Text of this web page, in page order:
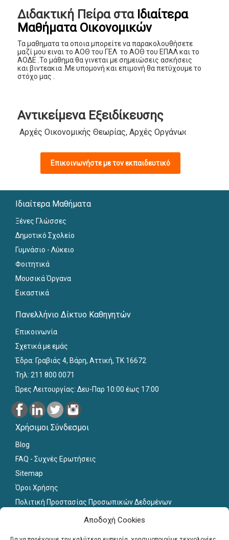
Αποδοχή Cookies
Διδακτική Πείρα στα Ιδιαίτερα
Μαθήματα Οικονομικών
Τα μαθηματα τα οποια μπορείτε να παρακολουθήσετε
μαζί μου ειναι το ΑΟΘ του ΓΕΛ το ΑΟΘ του ΕΠΑΛ και το
ΑΟΔΕ .Το μάθημα θα γινεται με σημειώσεις ασκήσεις
και βιντεακια .Με υπομονή και επιμονή θα πετύχουμε το
στόχο μας .
Αντικείμενα Εξειδίκευσης
Αρχές Οικονομικής Θεωρίας, Αρχές Οργάνωσης και
Επικοινωνήστε με τον εκπαιδευτικό
Ιδιαίτερα Μαθήματα
Ξένες Γλώσσες
Δημοτικό Σχολείο
Γυμνάσιο - Λύκειο
Φοιτητικά
Μουσικά Όργανα
Εικαστικά
Πανελλήνιο Δίκτυο Καθηγητών
Επικοινωνία
Σχετικά με εμάς
Έδρα: Γραβιάς 4, Βάρη, Αττική, ΤΚ 16672
Τηλ: 211 800 0071
Ώρες Λειτουργίας: Δευ-Παρ 10:00 έως 17:00
Χρήσιμοι Σύνδεσμοι
Blog
FAQ - Συχνές Ερωτήσεις
Sitemap
Όροι Χρήσης
Πολιτική Προστασίας Προσωπικών Δεδομένων
Για εκπαιδευτικούς